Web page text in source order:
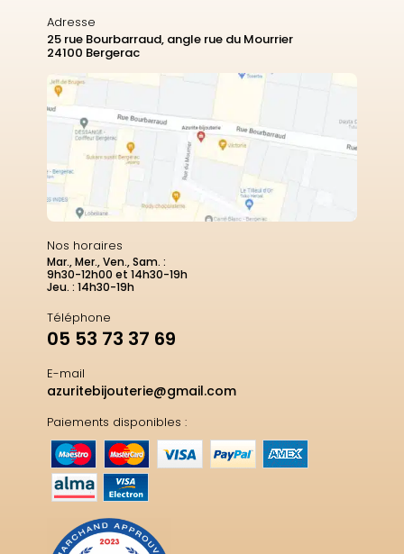
Adresse
25 rue Bourbarraud, angle rue du Mourrier
24100 Bergerac
Nos horaires
Mar., Mer., Ven., Sam. :
9h30-12h00 et 14h30-19h
Jeu. : 14h30-19h
Téléphone
05 53 73 37 69
E-mail
azuritebijouterie@gmail.com
Paiements disponibles :